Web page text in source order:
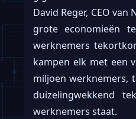
David Reger, CEO
grote economieën
werknemers
kampen elk met een
miljoen werknemers,
duizelingwekkend
werknemers staat.